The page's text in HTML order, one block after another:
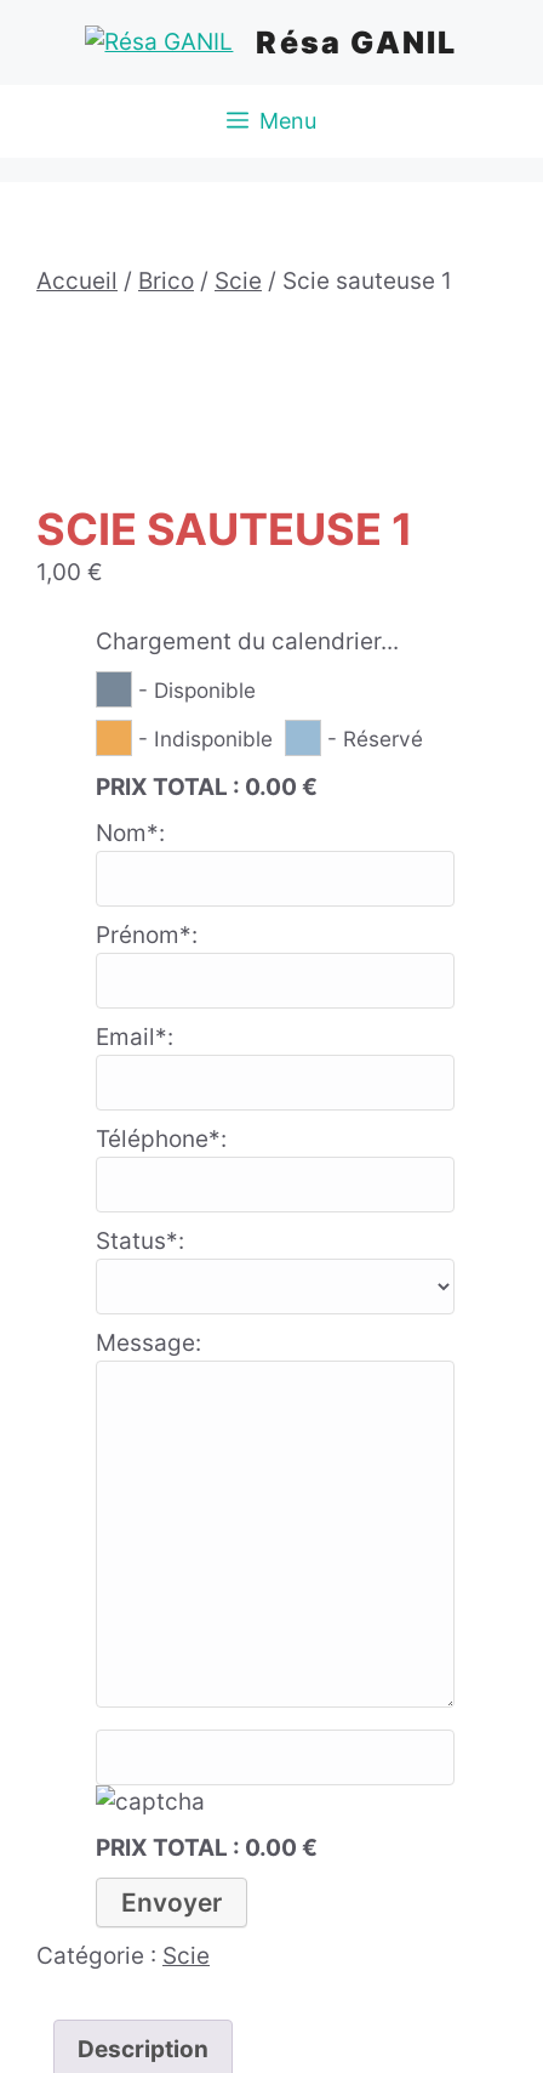
Résa GANIL
Menu
Accueil / Brico / Scie / Scie sauteuse 1
SCIE SAUTEUSE 1
1,00 €
Chargement du calendrier...
- Disponible
- Indisponible
- Réservé
PRIX TOTAL : 0.00 €
Nom*:
Prénom*:
Email*:
Téléphone*:
Status*:
Message:
PRIX TOTAL : 0.00 €
Catégorie : Scie
Description